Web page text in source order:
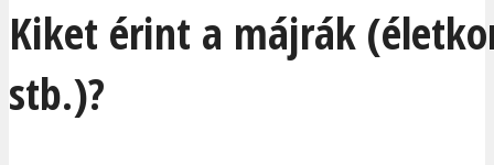
Kiket érint a májrák
stb.)?